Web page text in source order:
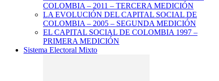
COLOMBIA – 2011 – TERCERA MEDICIÓN
LA EVOLUCIÓN DEL CAPITAL SOCIAL DE
COLOMBIA – 2005 – SEGUNDA MEDICIÓN
EL CAPITAL SOCIAL DE COLOMBIA 1997 –
PRIMERA MEDICIÓN
Sistema Electoral Mixto